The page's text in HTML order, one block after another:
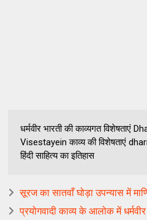
धर्मवीर भारती की काव्यगत विशेषताएं
Visestayein काव्य की विशेषताएं
हिंदी साहित्य का इतिहास
सूरज का सातवाँ घोड़ा उपन्यास में
प्रयोगवादी काव्य के आलोक में